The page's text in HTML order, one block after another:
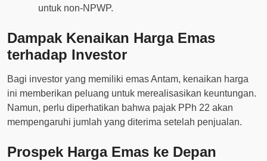
untuk non-NPWP.
Dampak Kenaikan Harga Emas
terhadap Investor
Bagi investor yang memiliki emas Antam, kenaikan harga
ini memberikan peluang untuk merealisasikan keuntungan.
Namun, perlu diperhatikan bahwa pajak PPh 22 akan
mempengaruhi jumlah yang diterima setelah penjualan.
Prospek Harga Emas ke Depan